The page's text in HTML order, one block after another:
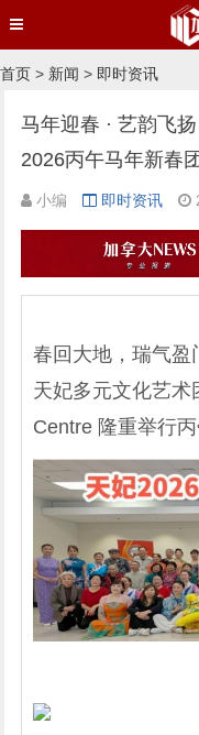
首页 > 新闻 > 即时资讯
马年迎春 · 艺韵飞
2026丙午马年新春
小编 即时资讯
春回大地，瑞气盈
天妃多元文化艺
Centre 隆重举行